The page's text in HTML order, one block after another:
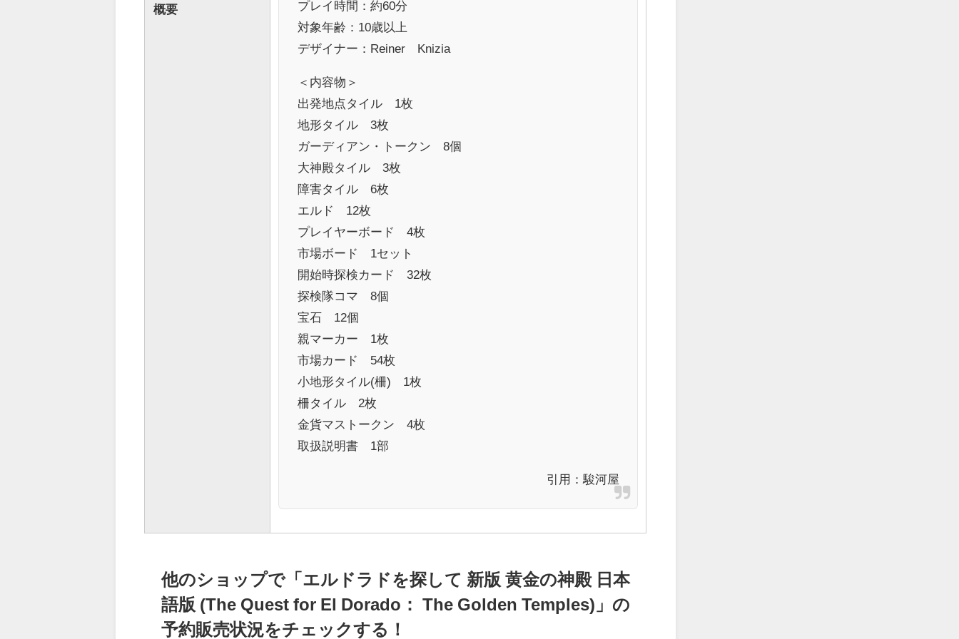
概要
プレイ時間：約60分
対象年齢：10歳以上
デザイナー：Reiner Knizia
＜内容物＞
出発地点タイル 1枚
地形タイル 3枚
ガーディアン・トークン 8個
大神殿タイル 3枚
障害タイル 6枚
エルド 12枚
プレイヤーボード 4枚
市場ボード 1セット
開始時探検カード 32枚
探検隊コマ 8個
宝石 12個
親マーカー 1枚
市場カード 54枚
小地形タイル(柵) 1枚
柵タイル 2枚
金貨マストークン 4枚
取扱説明書 1部
引用： 駿河屋
他のショップで「エルドラドを探して 新版 黄金の神殿 日本
語版 (The Quest for El Dorado： The Golden Temples)」の
予約販売状況をチェックする！